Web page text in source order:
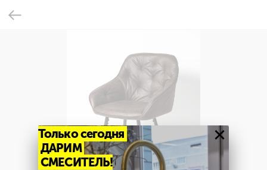
Только сегодня
ДАРИМ
СМЕСИТЕЛЬ!
×